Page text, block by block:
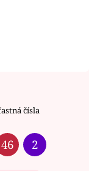
čísla
46 2